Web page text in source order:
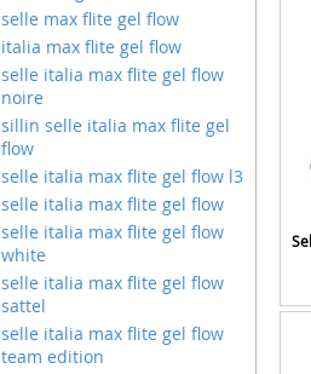
Ficyacto
Findpitaya
Finger Ten
Finish Line
Fondupin
Ges
Gogobest
Gu
Gunai
Haissky
Hebie
High5
Himo
Home Trainer
Maillot De Cyclisme
Maillots
Manettes De Vitesse
Moyeux
Node 3
Nouvelle Collection Vêtements
De Sport
Pantalons
Pieds D'atelier
Pneus
Poignées
Pompe A Velo
Pompes à Co2
selle max flite gel flow
italia max flite gel flow
selle italia max flite gel flow
noire
sillin selle italia max flite gel
flow
selle italia max flite gel flow l3
selle italia max flite gel flow
selle italia max flite gel flow
white
selle italia max flite gel flow
sattel
selle italia max flite gel flow
team edition